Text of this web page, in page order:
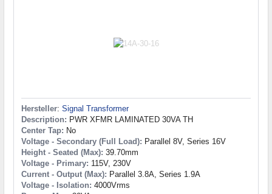
Hersteller: Signal Transformer
Description: PWR XFMR LAMINATED 30VA TH
Center Tap: No
Voltage - Secondary (Full Load): Parallel 8V, Series 16V
Height - Seated (Max): 39.70mm
Voltage - Primary: 115V, 230V
Current - Output (Max): Parallel 3.8A, Series 1.9A
Voltage - Isolation: 4000Vrms